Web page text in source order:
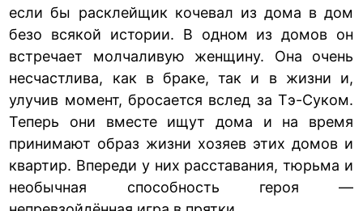
если бы расклейщик кочевал из дома в дом
безо всякой истории. В одном из домов он
встречает молчаливую женщину. Она очень
несчастлива, как в браке, так и в жизни и,
улучив момент, бросается вслед за Тэ-Суком.
Теперь они вместе ищут дома и на время
принимают образ жизни хозяев этих домов и
квартир. Впереди у них расставания, тюрьма и
необычная способность героя —